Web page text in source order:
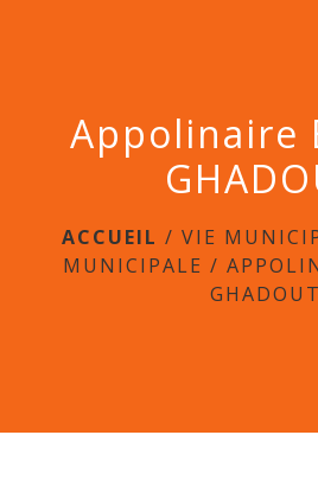
Appolinaire
ACCUEIL / VIE
MUNICIPALE /
GHADOUT